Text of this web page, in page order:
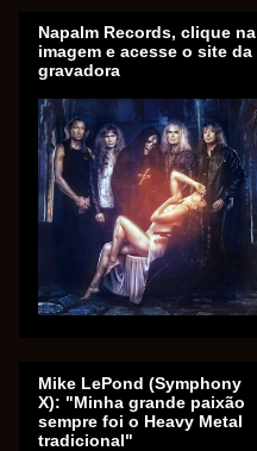
Napalm Records, clique na
imagem e acesse o site da
gravadora
Mike LePond (Symphony
X): "Minha grande paixão
sempre foi o Heavy Metal
tradicional"